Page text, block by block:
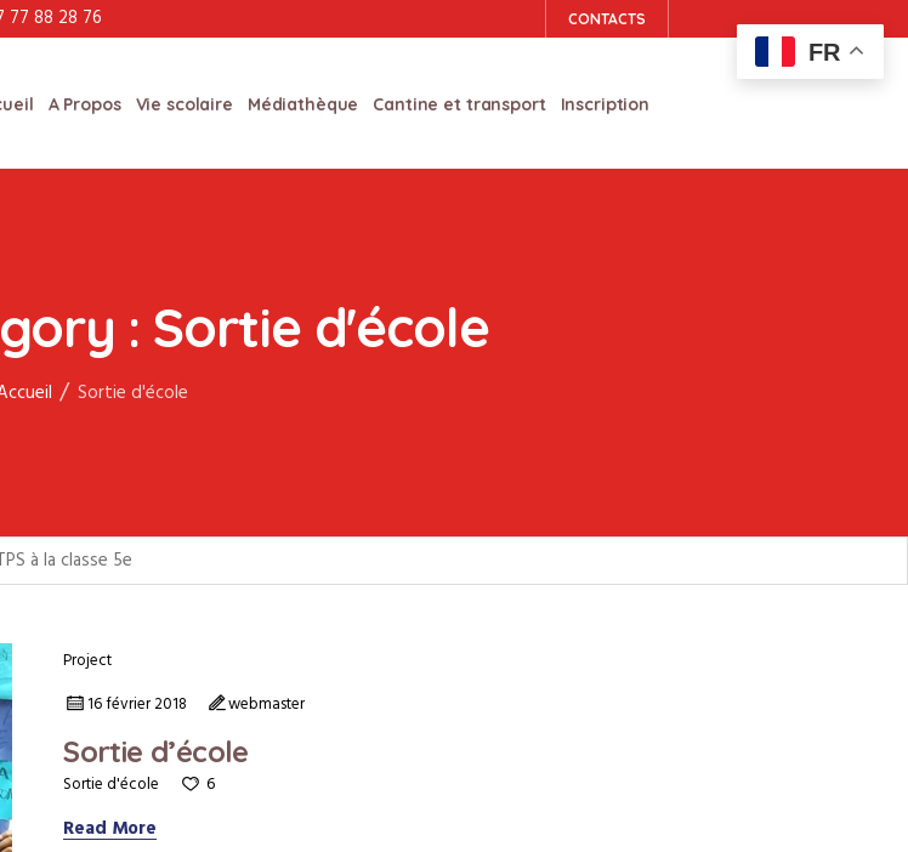
CONTACTS
77 88 28 76
A Propos Vie scolaire Médiathèque Cantine et transport Inscription
: Sortie d'école
/ Sortie d'école
à la classe 5e
Project
16 février 2018
webmaster
Sortie d’école
Sortie d'école 6
Read More
FR